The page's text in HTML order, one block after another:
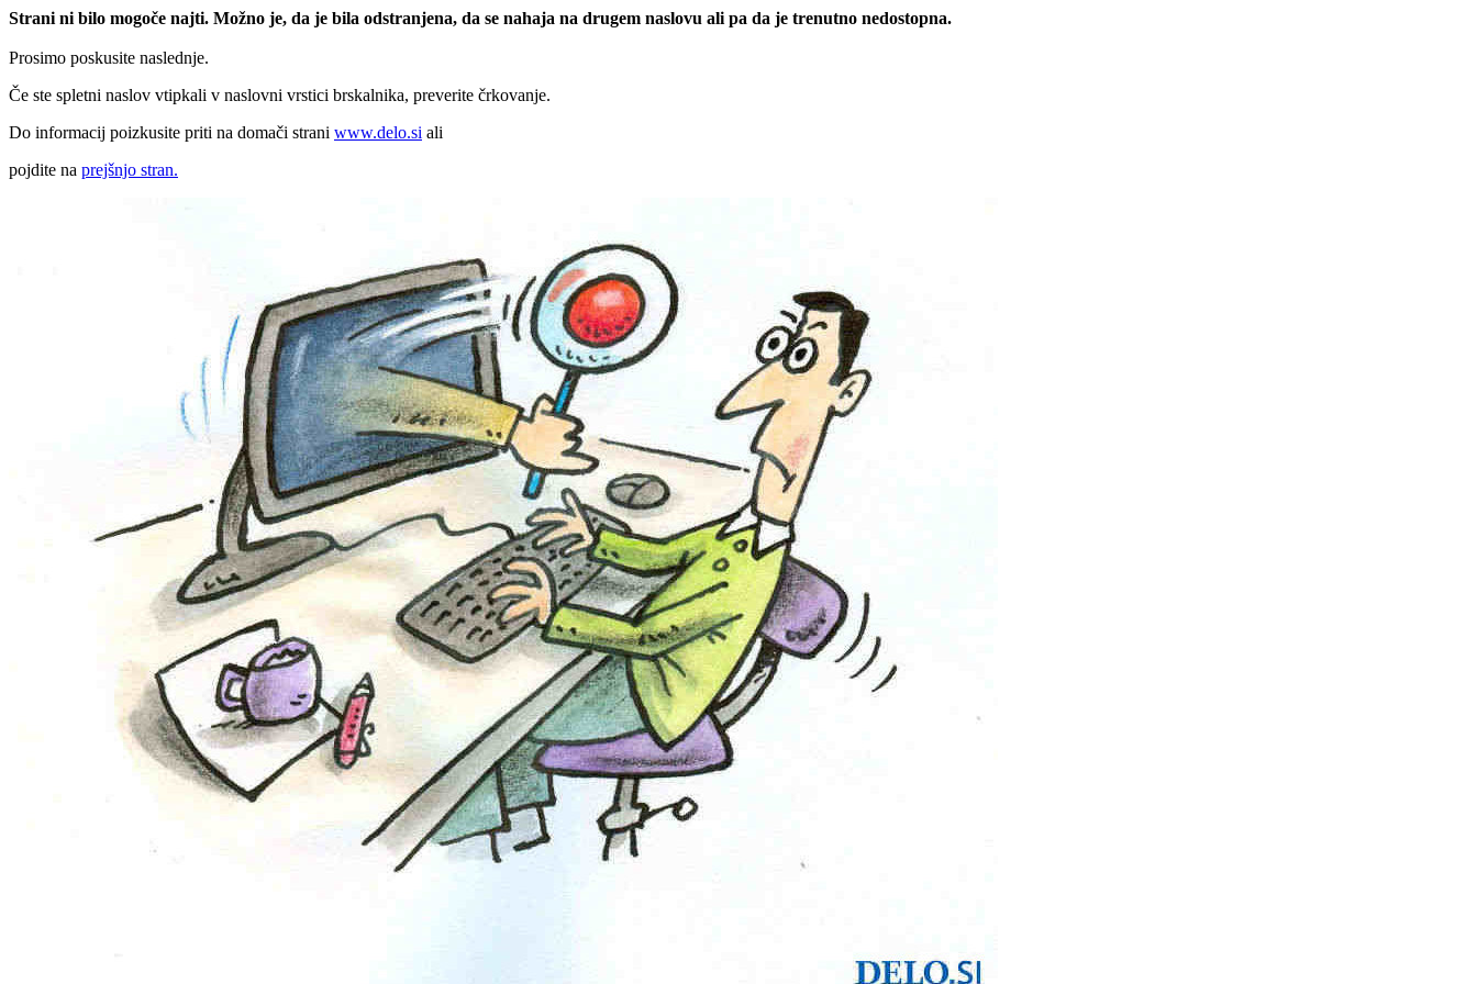
Strani ni bilo mogoče najti. Možno je, da je bila odstranjena, da se nahaja na drugem naslovu ali pa da je trenutno nedostopna.
Prosimo poskusite naslednje.
Če ste spletni naslov vtipkali v naslovni vrstici brskalnika, preverite črkovanje.
Do informacij poizkusite priti na domači strani www.delo.si ali
pojdite na prejšnjo stran.